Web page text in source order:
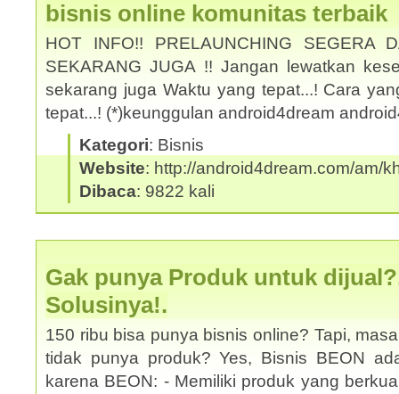
bisnis online komunitas terbaik
HOT INFO!! PRELAUNCHING SEGERA
SEKARANG JUGA !! Jangan lewatkan
sekarang juga Waktu yang tepat...! Cara
tepat...! (*)keunggulan android4dream
Kategori: Bisnis
Website: http://android4dream.com/am/
Dibaca: 9822 kali
Gak punya Produk untuk
Solusinya!.
150 ribu bisa punya bisnis online? Tapi,
tidak punya produk? Yes, Bisnis BEON
karena BEON: - Memiliki produk yang